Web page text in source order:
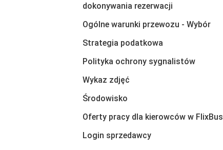
dokonywania rezerwacji
Ogólne warunki przewozu - Wybór
Strategia podatkowa
Polityka ochrony sygnalistów
Wykaz zdjęć
Środowisko
Oferty pracy dla kierowców w FlixBus
Login sprzedawcy